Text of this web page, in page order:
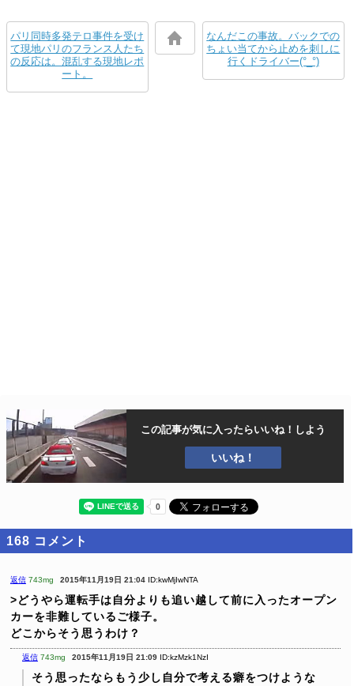
パリ同時多発テロ事件を受け
て現地パリのフランス人たち
の反応は。混乱する現地レポ
ート。
なんだこの事故。バックでの
ちょい当てから止めを刺しに
行くドライバー(°_°)
この記事が気に入ったらいいね！しよう
いいね！
168 コメント
返信 743mg 2015年11月19日 21:04 ID:kwMjIwNTA
>どうやら運転手は自分よりも追い越して前に入ったオープン
カーを非難しているご様子。
どこからそう思うわけ？
返信 743mg 2015年11月19日 21:09 ID:kzMzk1NzI
そう思ったならもう少し自分で考える癖をつけような